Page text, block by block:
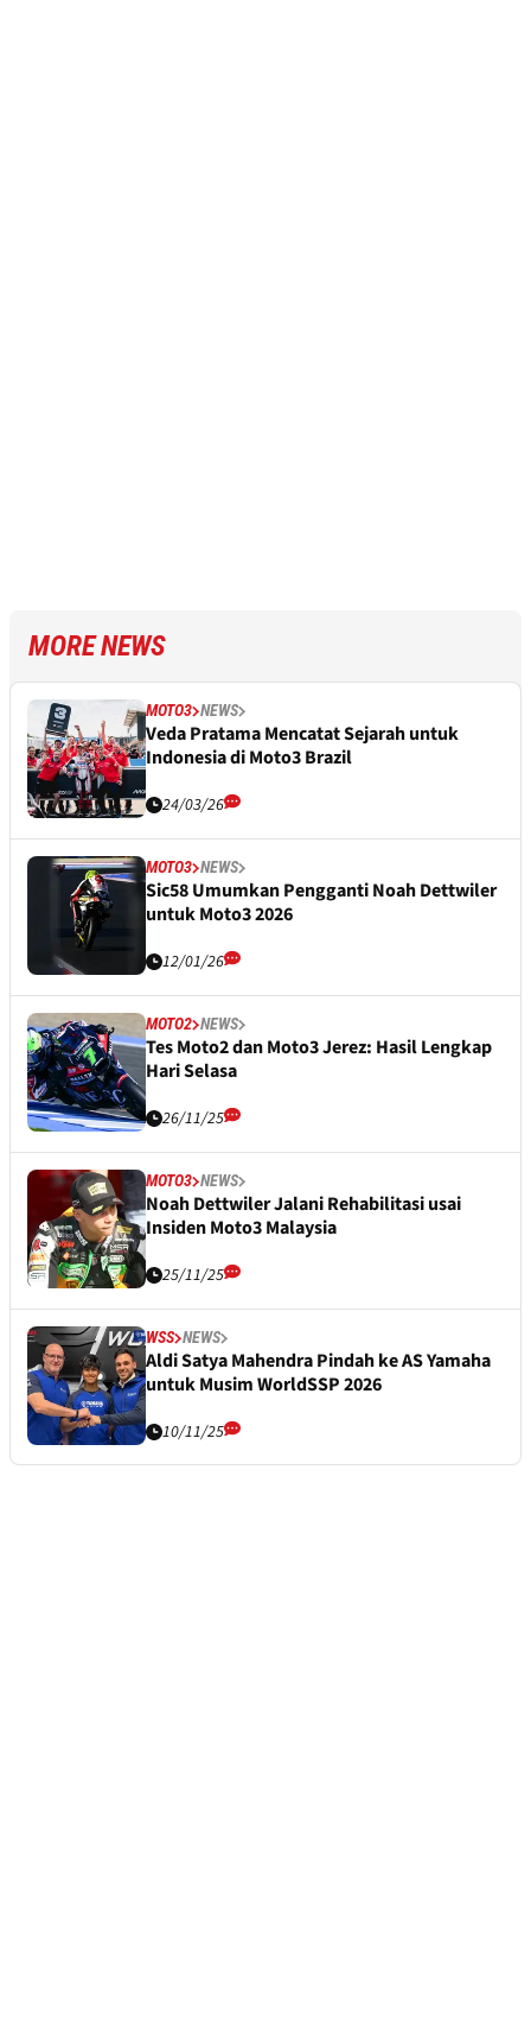
MORE NEWS
MOTO3 NEWS
Veda Pratama Mencatat Sejarah untuk
Indonesia di Moto3 Brazil
24/03/26
MOTO3 NEWS
Sic58 Umumkan Pengganti Noah Dettwiler
untuk Moto3 2026
12/01/26
MOTO2 NEWS
Tes Moto2 dan Moto3 Jerez: Hasil Lengkap
Hari Selasa
26/11/25
MOTO3 NEWS
Noah Dettwiler Jalani Rehabilitasi usai
Insiden Moto3 Malaysia
25/11/25
WSS NEWS
Aldi Satya Mahendra Pindah ke AS Yamaha
untuk Musim WorldSSP 2026
10/11/25